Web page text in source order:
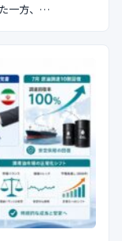
一方、…